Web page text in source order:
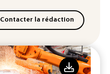
Contacter la rédaction